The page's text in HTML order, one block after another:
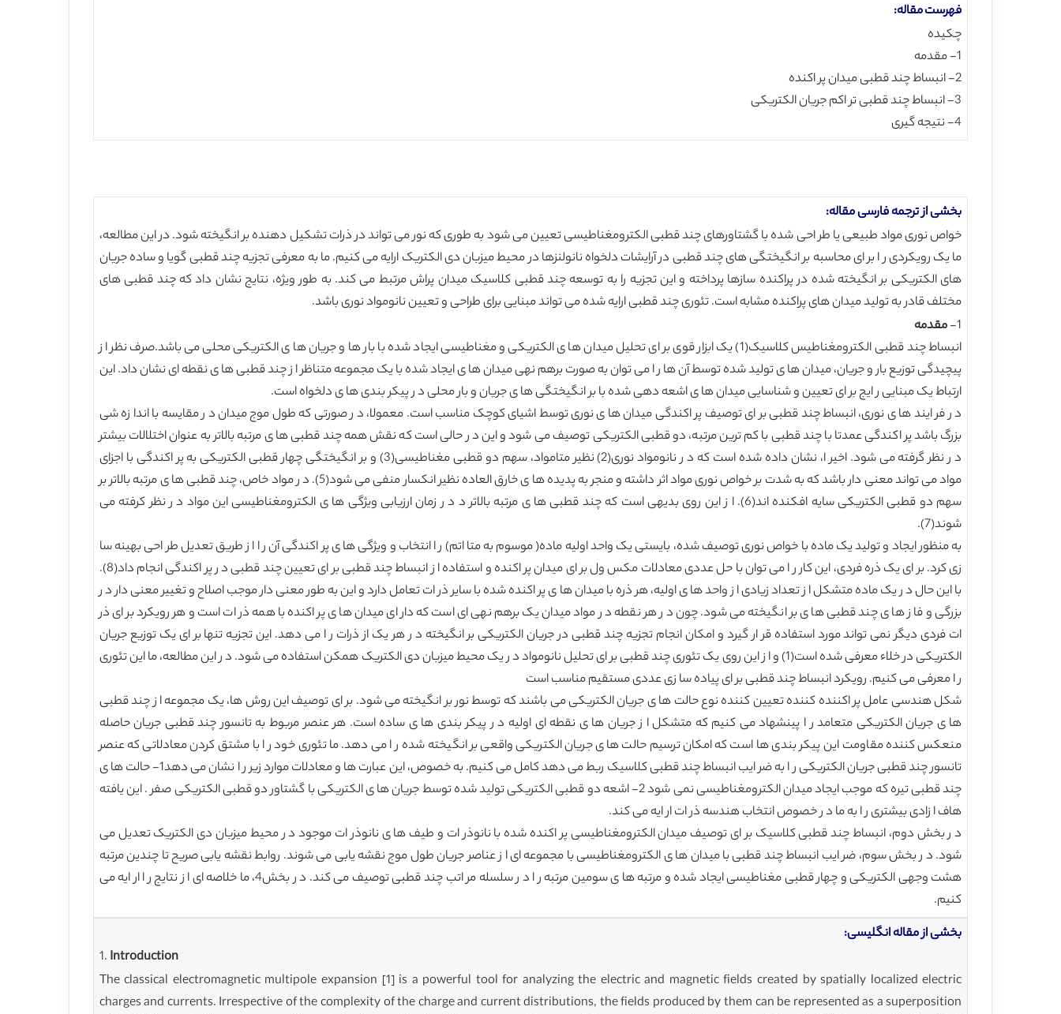
فهرست مقاله:
چکیده
1- مقدمه
2- انبساط چند قطبی میدان پر اکنده
3- انبساط چند قطبی تر اکم جریان الکتریکی
4- نتیجه گیری
بخشی از ترجمه فارسی مقاله:
خواص نوری مواد طبیعی یا طر احی شده با گشتاورهای چند قطبی الکترومغناطیسی تعیین می شود به طوری که نور می تواند در ذرات تشکیل دهنده بر انگیخته شود. در این مطالعه،
ما یک رویکردی ر ا بر ای محاسبه بر انگیختگی های چند قطبی در آرایشات دلخواه نانولنزها در محیط میزبان دی الکتریک ارایه می کنیم. ما به معرفی تجزیه چند قطبی گویا و ساده جریان
های الکتریکی بر انگیخته شده در پراکنده سازها پرداخته و این تجزیه را به توسعه چند قطبی کلاسیک میدان پراش مرتبط می کند. به طور ویژه، نتایج نشان داد که چند قطبی های
مختلف قادر به تولید میدان های پراکنده مشابه است. تئوری چند قطبی ارایه شده می تواند مبنایی برای طراحی و تعیین نانومواد نوری باشد.
1- مقدمه
انبساط چند قطبی الکترومغناطیس کلاسیک(1) یک ابزار قوی بر ای تحلیل میدان ها ی الکتریکی و مغناطیسی ایجاد شده با بار ها و جریان ها ی الکتریکی محلی می باشد.صرف نظر ا ز
پیچیدگی توزیع بار و جریان، میدان ها ی تولید شده توسط آن ها ر ا می توان به صورت برهم نهی میدان ها ی ایجاد شده با یک مجموعه متناظر ا ز چند قطبی ها ی نقطه ای نشان داد. این
ارتباط یک مبنایی ر ایج بر ای تعیین و شناسایی میدان ها ی اشعه دهی شده با بر انگیختگی ها ی جریان و بار محلی د ر پیکر بندی ها ی دلخواه است.
د ر فر ایند ها ی نوری، انبساط چند قطبی بر ای توصیف پر اکندگی میدان ها ی نوری توسط اشیای کوچک مناسب است. معمولا، د ر صورتی که طول موج میدان د ر مقایسه با اندا زه شی
بزرگ باشد پر اکندگی عمدتا با چند قطبی با کم ترین مرتبه، دو قطبی الکتریکی توصیف می شود و این د ر حالی است که نقش همه چند قطبی ها ی مرتبه بالاتر به عنوان اختلالات بیشتر
د ر نظر گرفته می شود. اخیر ا، نشان داده شده است که د ر نانومواد نوری(2) نظیر متامواد، سهم دو قطبی مغناطیسی(3) و بر انگیختگی چهار قطبی الکتریکی به پر اکندگی با اجزای
مواد می تواند معنی دار باشد که به شدت بر خواص نوری مواد اثر داشته و منجر به پدیده ها ی خارق العاده نظیر انکسار منفی می شود(5). د ر مواد خاص، چند قطبی ها ی مرتبه بالاتر بر
سهم دو قطبی الکتریکی سایه افکنده اند(6). ا ز این روی بدیهی است که چند قطبی ها ی مرتبه بالاتر د د ر زمان ارزیابی ویژگی ها ی الکترومغناطیسی این مواد د ر نظر کرفته می
شوند(7).
به منظور ایجاد و تولید یک ماده با خواص نوری توصیف شده، بایستی یک واحد اولیه ماده( موسوم به متا اتم) ر ا انتخاب و ویژگی ها ی پر اکندگی آن ر ا ا ز طریق تعدیل طر احی بهینه سا
زی کرد. بر ای یک ذره فردی، این کار ر ا می توان با حل عددی معادلات مکس ول بر ای میدان پر اکنده و استفاده ا ز انبساط چند قطبی بر ای تعیین چند قطبی د ر پر اکندگی انجام داد(8).
با این حال د ر یک ماده متشکل ا ز تعداد زیادی ا ز واحد ها ی اولیه، هر ذره با میدان ها ی پر اکنده شده با سایر ذر ات تعامل دارد و این به طور معنی دار موجب اصلاح و تغییر معنی دار د ر
بزرگی و فا ز ها ی چند قطبی ها ی بر انگیخته می شود. چون د ر هر نقطه د ر مواد میدان یک برهم نهی ای است که دار ای میدان ها ی پر اکنده با همه ذر ات است و هر رویکرد بر ای ذر
ات فردی دیگر نمی تواند مورد استفاده قر ار گیرد و امکان انجام تجزیه چند قطبی در جریان الکتریکی بر انگیخته د ر هر یک از ذرات ر ا می دهد. این تجزیه تنها بر ای یک توزیع جریان
الکتریکی در خلاء معرفی شده است(1) و ا ز این روی یک تئوری چند قطبی بر ای تحلیل نانومواد د ر یک محیط میزبان دی الکتریک همکن استفاده می شود. د ر این مطالعه، ما این تئوری
ر ا معرفی می کنیم. رویکرد انبساط چند قطبی بر ای پیاده سا زی عددی مستقیم مناسب است
شکل هندسی عامل پر اکننده کننده تعیین کننده نوع حالت ها ی جریان الکتریکی می باشند که توسط نور بر انگیخته می شود. بر ای توصیف این روش ها، یک مجموعه ا ز چند قطبی
ها ی جریان الکتریکی متعامد ر ا پینشهاد می کنیم که متشکل ا ز جریان ها ی نقطه ای اولیه د ر پیکر بندی ها ی ساده است. هر عنصر مربوط به تانسور چند قطبی جریان حاصله
منعکس کننده مقاومت این پیکر بندی ها است که امکان ترسیم حالت ها ی جریان الکتریکی واقعی بر انگیخته شده ر ا می دهد. ما تئوری خود ر ا با مشتق کردن معادلاتی که عنصر
تانسور چند قطبی جریان الکتریکی ر ا به ضر ایب انبساط چند قطبی کلاسیک ربط می دهد کامل می کنیم. به خصوص، این عبارت ها و معادلات موارد زیر ر ا نشان می دهد1- حالت ها ی
چند قطبی تیره که موجب ایجاد میدان الکترومغناطیسی نمی شود 2- اشعه دو قطبی الکتریکی تولید شده توسط جریان ها ی الکتریکی با گشتاور دو قطبی الکتریکی صفر . این یافته
هاف ا زادی بیشتری ر ا به ما د ر خصوص انتخاب هندسه ذر ات ار ایه می کند.
د ر بخش دوم، انبساط چند قطبی کلاسیک بر ای توصیف میدان الکترومغناطیسی پر اکنده شده با نانوذر ات و طیف ها ی نانوذر ات موجود د ر محیط میزبان دی الکتریک تعدیل می
شود. د ر بخش سوم، ضر ایب انبساط چند قطبی با میدان ها ی الکترومغناطیسی با مجموعه ای ا ز عناصر جریان طول موج نقشه یابی می شوند. روابط نقشه یابی صریح تا چندین مرتبه
هشت وجهی الکتریکی و چهار قطبی مغناطیسی ایجاد شده و مرتبه ها ی سومین مرتبه ر ا د ر سلسله مر اتب چند قطبی توصیف می کند. د ر بخش4، ما خلاصه ای ا ز نتایج ر ا ار ایه می
کنیم.
بخشی از مقاله انگلیسی:
1. Introduction
The classical electromagnetic multipole expansion [1] is a powerful tool for analyzing the electric and magnetic fields created by spatially localized electric
charges and currents. Irrespective of the complexity of the charge and current distributions, the fields produced by them can be represented as a superposition